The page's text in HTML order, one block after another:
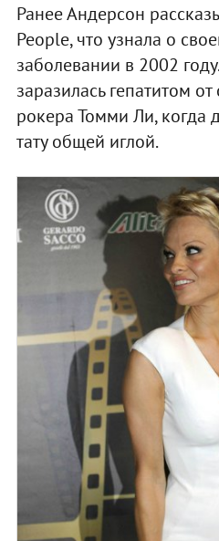
Ранее Андерсон
People, что узнала о
заболевании в 2002
заразилась гепатитом
рокера Томми Ли, когда
тату общей иглой.